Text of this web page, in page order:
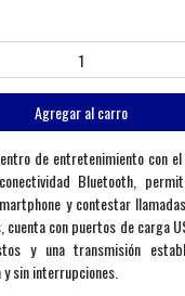
Agregar al carro
de entretenimiento con
Bluetooth,
y contestar
con puertos de carga
y una transmisión
sin interrupciones.